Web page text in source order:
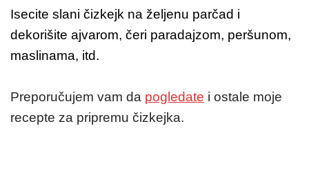
Isecite slani čizkejk na željenu parčad i
dekorišite ajvarom, čeri paradajzom, peršunom,
maslinama, itd.
Preporučujem vam da pogledate i ostale moje
recepte za pripremu čizkejka.